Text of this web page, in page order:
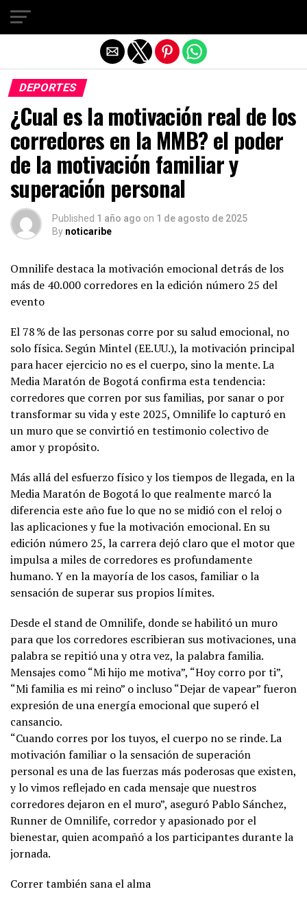
DEPORTES
¿Cual es la motivación real de los
corredores en la MMB? el poder
de la motivación familiar y
superación personal
Published 1 año ago on 1 de agosto de 2025
By noticaribe
Omnilife destaca la motivación emocional detrás de los
más de 40.000 corredores en la edición número 25 del
evento
El 78 % de las personas corre por su salud emocional, no
solo física. Según Mintel (EE. UU.), la motivación principal
para hacer ejercicio no es el cuerpo, sino la mente. La
Media Maratón de Bogotá confirma esta tendencia:
corredores que corren por sus familias, por sanar o por
transformar su vida y este 2025, Omnilife lo capturó en
un muro que se convirtió en testimonio colectivo de
amor y propósito.
Más allá del esfuerzo físico y los tiempos de llegada, en la
Media Maratón de Bogotá lo que realmente marcó la
diferencia este año fue lo que no se midió con el reloj o
las aplicaciones y fue la motivación emocional. En su
edición número 25, la carrera dejó claro que el motor que
impulsa a miles de corredores es profundamente
humano. Y en la mayoría de los casos, familiar o la
sensación de superar sus propios límites.
Desde el stand de Omnilife, donde se habilitó un muro
para que los corredores escribieran sus motivaciones, una
palabra se repitió una y otra vez, la palabra familia.
Mensajes como “Mi hijo me motiva”, “Hoy corro por ti”,
“Mi familia es mi reino” o incluso “Dejar de vapear” fueron
expresión de una energía emocional que superó el
cansancio.
“Cuando corres por los tuyos, el cuerpo no se rinde. La
motivación familiar o la sensación de superación
personal es una de las fuerzas más poderosas que existen,
y lo vimos reflejado en cada mensaje que nuestros
corredores dejaron en el muro”, aseguró Pablo Sánchez,
Runner de Omnilife, corredor y apasionado por el
bienestar, quien acompañó a los participantes durante la
jornada.
Correr también sana el alma